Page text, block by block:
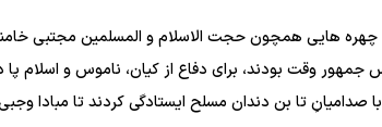
هایی همچون حجت الاسلام و المسلمین مجتبی
جمهور وقت بودند، برای دفاع از کیان، ناموس و اسلام
صدامیانِ تا بن دندان مسلح ایستادگی کردند تا مبادا